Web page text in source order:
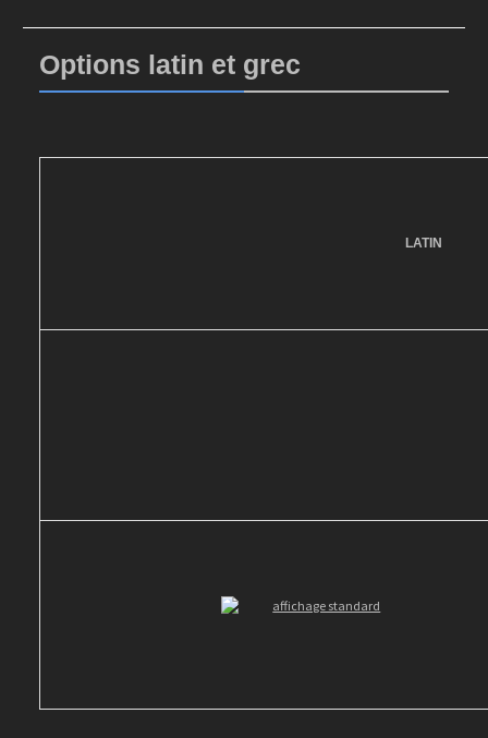
Options latin et grec
LATIN